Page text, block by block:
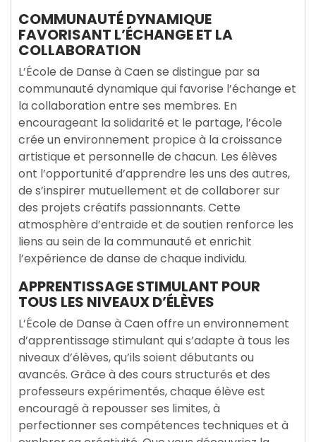
COMMUNAUTÉ DYNAMIQUE
FAVORISANT L’ÉCHANGE ET LA
COLLABORATION
L’École de Danse à Caen se distingue par sa
communauté dynamique qui favorise l’échange et
la collaboration entre ses membres. En
encourageant la solidarité et le partage, l’école
crée un environnement propice à la croissance
artistique et personnelle de chacun. Les élèves
ont l’opportunité d’apprendre les uns des autres,
de s’inspirer mutuellement et de collaborer sur
des projets créatifs passionnants. Cette
atmosphère d’entraide et de soutien renforce les
liens au sein de la communauté et enrichit
l’expérience de danse de chaque individu.
APPRENTISSAGE STIMULANT POUR
TOUS LES NIVEAUX D’ÉLÈVES
L’École de Danse à Caen offre un environnement
d’apprentissage stimulant qui s’adapte à tous les
niveaux d’élèves, qu’ils soient débutants ou
avancés. Grâce à des cours structurés et des
professeurs expérimentés, chaque élève est
encouragé à repousser ses limites, à
perfectionner ses compétences techniques et à